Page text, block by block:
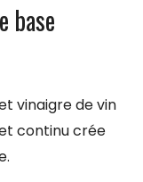
base
vinaigre de vin
continu crée